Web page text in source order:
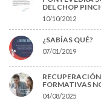
DEL CHOP
10/10/2012
¿SABÍAS QUÉ?
07/01/2019
FORMATIVAS
04/08/2025